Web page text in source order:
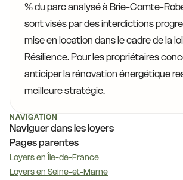
% du parc analysé à Brie-Comte-
sont visés par des interdictions
mise en location dans le cadre de la
Résilience. Pour les propriétaires
anticiper la rénovation énergétique
meilleure stratégie.
NAVIGATION
Naviguer dans les loyers
Pages parentes
Loyers en Île-de-France
Loyers en Seine-et-Marne